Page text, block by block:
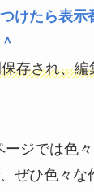
けたら表示
存され、
ージでは色
ぜひ色々な